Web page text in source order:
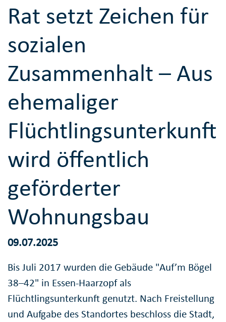
Rat setzt Zeichen für
sozialen
Zusammenhalt – Aus
ehemaliger
Flüchtlingsunterkunft
wird öffentlich
geförderter
Wohnungsbau
09.07.2025
Bis Juli 2017 wurden die Gebäude "Auf’m Bögel
38–42" in Essen-Haarzopf als
Flüchtlingsunterkunft genutzt. Nach Freistellung
und Aufgabe des Standortes beschloss die Stadt,